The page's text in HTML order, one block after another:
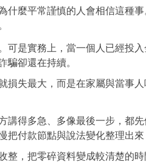
麼平常謹慎的人會相信這種
是實務上，當一個人已經投
騙卻還在持續。
失最大，而是在家屬與當事
得多急、多像最後一步，都
付款節點與說法變化整理出
整，把零碎資料變成較清楚的